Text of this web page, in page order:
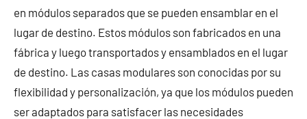
en módulos separados que se pueden ensamblar en el
lugar de destino. Estos módulos son fabricados en una
fábrica y luego transportados y ensamblados en el lugar
de destino. Las casas modulares son conocidas por su
flexibilidad y personalización, ya que los módulos pueden
ser adaptados para satisfacer las necesidades